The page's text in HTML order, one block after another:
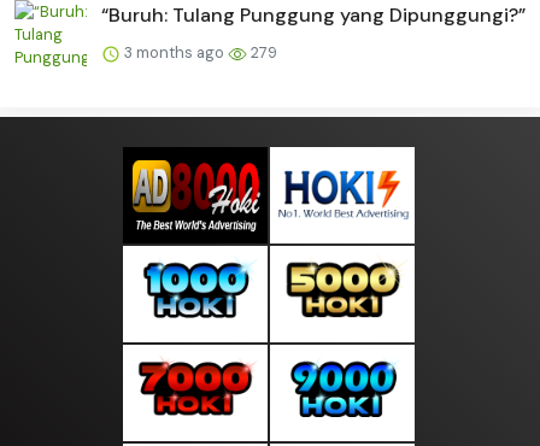
“Buruh: Tulang Punggung yang Dipunggungi?”
3 months ago 279